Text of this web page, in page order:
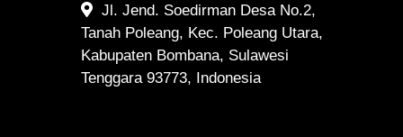
Jl. Jend. Soedirman Desa No.2,
Tanah Poleang, Kec. Poleang Utara,
Kabupaten Bombana, Sulawesi
Tenggara 93773, Indonesia